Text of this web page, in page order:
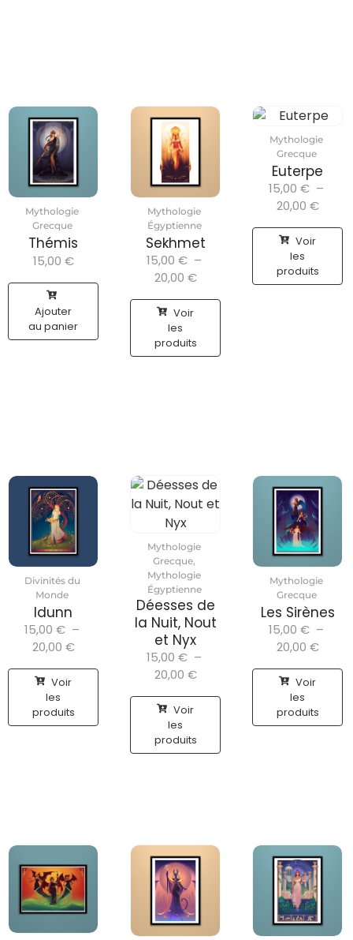
Mythologie
Grecque
Thémis
15,00 €
Ajouter
au panier
Mythologie
Égyptienne
Sekhmet
15,00 € –
20,00 €
Voir
les
produits
Mythologie
Grecque
Euterpe
15,00 € –
20,00 €
Voir
les
produits
Divinités du
Monde
Idunn
15,00 € –
20,00 €
Voir
les
produits
Mythologie
Grecque,
Mythologie
Égyptienne
Déesses de
la Nuit, Nout
et Nyx
15,00 € –
20,00 €
Voir
les
produits
Mythologie
Grecque
Les Sirènes
15,00 € –
20,00 €
Voir
les
produits